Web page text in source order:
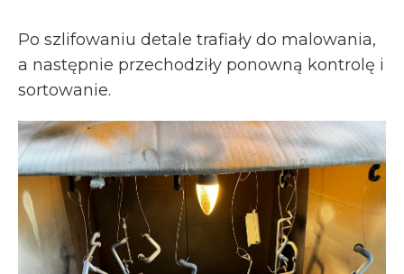
Po szlifowaniu detale trafiały do malowania,
a następnie przechodziły ponowną kontrolę i
sortowanie.